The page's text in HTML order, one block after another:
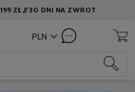
199 ZŁ //30 DNI NA ZWROT